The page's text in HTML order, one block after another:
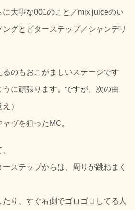
に大事な001のこと／mix juiceのい
グとビターステップ／シャンデリ
のもおこがましいステージです
に頑張ります。ですが、次の曲
）
ヴを狙ったMC。
ステップからは、周りが跳ねまく
り、すぐ右側でゴロゴロしてる人